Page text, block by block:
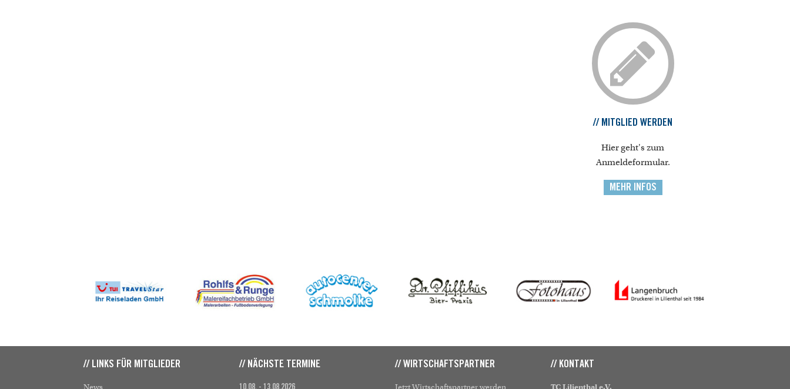
// MITGLIED WERDEN
Hier geht's zum
Anmeldeformular.
MEHR INFOS
// LINKS FÜR MITGLIEDER // NÄCHSTE TERMINE // WIRTSCHAFTSPARTNER // KONTAKT
10.08. - 13.08.2026